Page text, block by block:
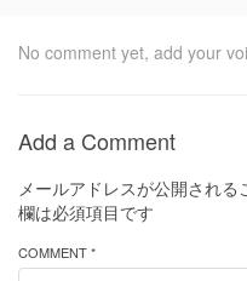
No comment yet, add your
Add a Comment
メールアドレスが公開される
欄は必須項目です
COMMENT *